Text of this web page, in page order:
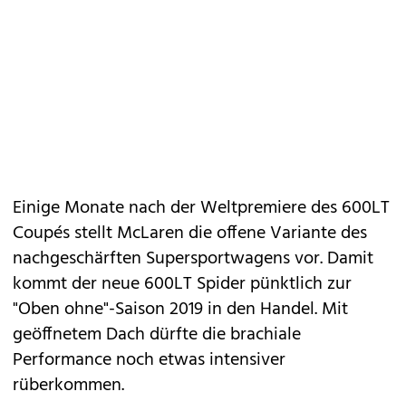
Einige Monate nach der Weltpremiere des600LT
CoupésstelltMcLarendie offene Variante des
nachgeschärften Supersportwagens vor. Damit
kommt der neue 600LT Spider pünktlich zur
"Oben ohne"-Saison 2019 in den Handel. Mit
geöffnetem Dach dürfte die brachiale
Performance noch etwas intensiver
rüberkommen.